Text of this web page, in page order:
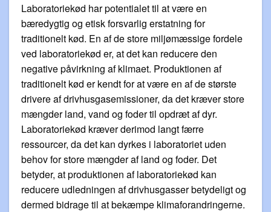
Laboratoriekød har potentialet til at være en
bæredygtig og etisk forsvarlig erstatning for
traditionelt kød. En af de store miljømæssige fordele
ved laboratoriekød er, at det kan reducere den
negative påvirkning af klimaet. Produktionen af
traditionelt kød er kendt for at være en af de største
drivere af drivhusgasemissioner, da det kræver store
mængder land, vand og foder til opdræt af dyr.
Laboratoriekød kræver derimod langt færre
ressourcer, da det kan dyrkes i laboratoriet uden
behov for store mængder af land og foder. Det
betyder, at produktionen af laboratoriekød kan
reducere udledningen af drivhusgasser betydeligt og
dermed bidrage til at bekæmpe klimaforandringerne.